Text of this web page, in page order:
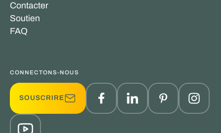
Contacter
Soutien
FAQ
CONNECTONS-NOUS
SOUSCRIRE